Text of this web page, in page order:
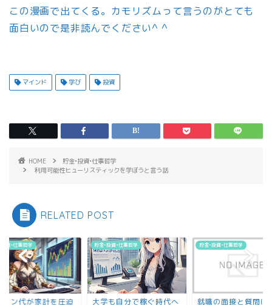
この漫画で出てくる。カモリズムって言うのがとても
面白いので是非読んでください^ ^
マインド 学び 投資
HOME
貯金•投資•仕事哲学
利用可能性ヒューリスティックを学ぼうと言う話
RELATED POST
資•仕事哲学
リン代が家計を圧迫
貯金•投資•仕事哲学
大学も自分で稼ぐ時代へ
貯金•投資•仕事哲学
就職の面接と質問に